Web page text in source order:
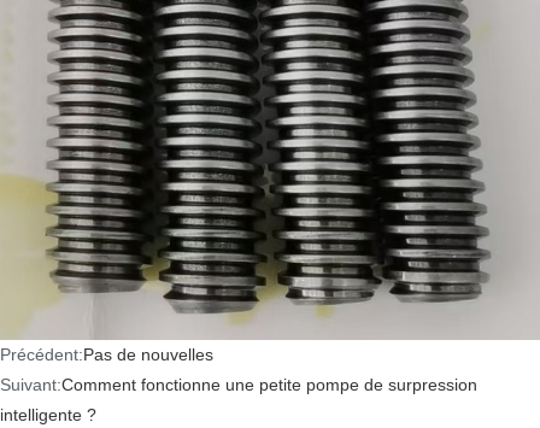
Précédent:Pas de nouvelles
Suivant:Comment fonctionne une petite pompe de surpression
intelligente ?